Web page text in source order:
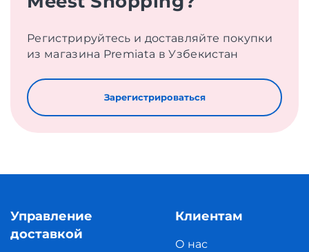
Регистрируйтесь и доставляйте покупки
из магазина Premiata в Узбекистан
Зарегистрироваться
Управление
доставкой
Клиентам
О нас